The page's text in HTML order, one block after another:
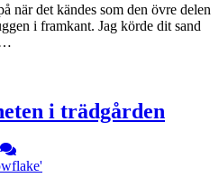
när det kändes som den övre delen
i framkant. Jag körde dit sand
i trädgården